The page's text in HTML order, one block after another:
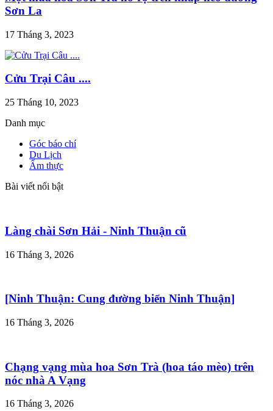
Sơn La
17 Tháng 3, 2023
Cửu Trại Câu ....
25 Tháng 10, 2023
Danh mục
Góc báo chí
Du Lịch
Ẩm thực
Bài viết nổi bật
Làng chài Sơn Hải - Ninh Thuận cũ
16 Tháng 3, 2026
[Ninh Thuận: Cung đường biển Ninh Thuận]
16 Tháng 3, 2026
Chạng vạng mùa hoa Sơn Trà (hoa táo mèo) trên
nóc nhà A Vạng
16 Tháng 3, 2026